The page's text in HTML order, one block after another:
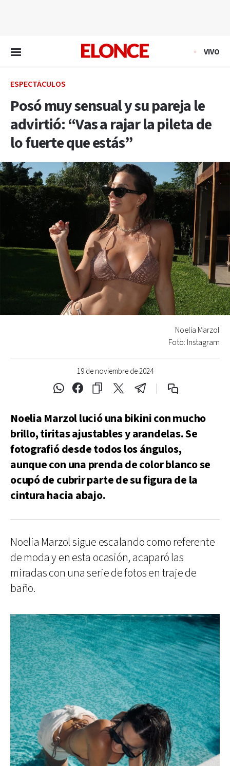
VIVO
ESPECTÁCULOS
Posó muy sensual y su pareja le
advirtió: “Vas a rajar la pileta de
lo fuerte que estás”
19 de noviembre de 2024
Noelia Marzol
Foto: Instagram
Noelia Marzol lució una bikini con mucho
brillo, tiritas ajustables y arandelas. Se
fotografió desde todos los ángulos,
aunque con una prenda de color blanco se
ocupó de cubrir parte de su figura de la
cintura hacia abajo.
Noelia Marzol sigue escalando como referente
de moda y en esta ocasión, acaparó las
miradas con una serie de fotos en traje de
baño.